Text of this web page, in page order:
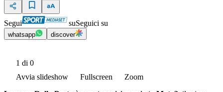
Segui suSeguici su
whatsapp discover
1 di 0
Avvia slideshow
Fullscreen
Zoom